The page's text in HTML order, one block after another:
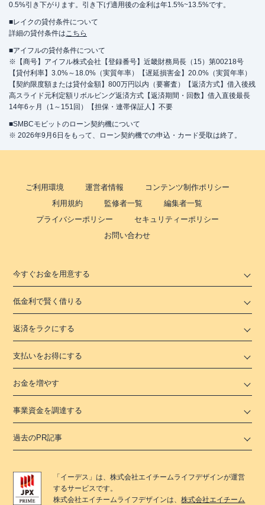
0.5%引き下がります。引き下げ適用後の金利は年1.5%~13.5%です。
■レイクの貸付条件について
詳細の貸付条件はこちら
■アイフルの貸付条件について
※【商号】アイフル株式会社【登録番号】近畿財務局長（15）第00218号
【貸付利率】3.0%～18.0%（実質年率）【遅延損害金】20.0%（実質年率）
【契約限度額または貸付金額】800万円以内（要審査）【返済方式】借入後残
高スライド元利定額リボルビング返済方式【返済期間・回数】借入直後最長
14年6ヶ月（1～151回）【担保・連帯保証人】不要
■SMBCモビットのローン契約機について
※ 2026年9月6日をもって、ローン契約機での申込・カード受取は終了。
ご利用環境 運営者情報
コンテンツ制作ポリシー
利用規約
監修者一覧
編集者一覧
プライバシーポリシー
セキュリティーポリシー
お問い合わせ
今すぐお金を用意する
低金利で賢く借りる
返済をラクにする
支払いをお得にする
お金を増やす
事業資金を調達する
過去のPR記事
「 イーデス 」は、株式会社エイチームライフデザインが運営
するサービスです。
株式会社エイチームライフデザインは、株式会社エイチーム